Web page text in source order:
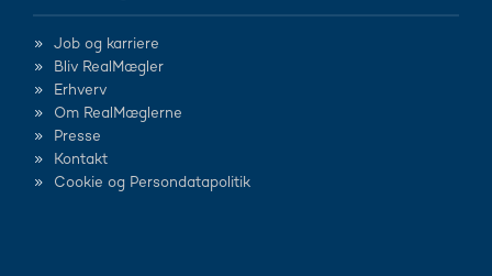
Job og karriere
Bliv RealMægler
Erhverv
Om RealMæglerne
Presse
Kontakt
Cookie og Persondatapolitik